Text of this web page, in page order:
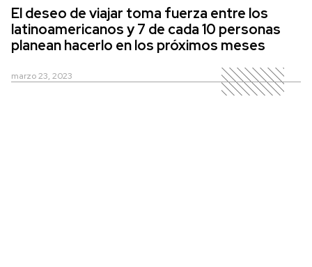
El deseo de viajar toma fuerza entre los
latinoamericanos y 7 de cada 10 personas
planean hacerlo en los próximos meses
marzo 23, 2023